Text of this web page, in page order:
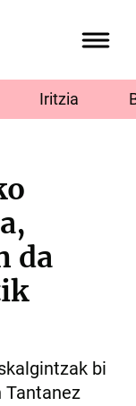
Iritzia
da
bi
Tantanez